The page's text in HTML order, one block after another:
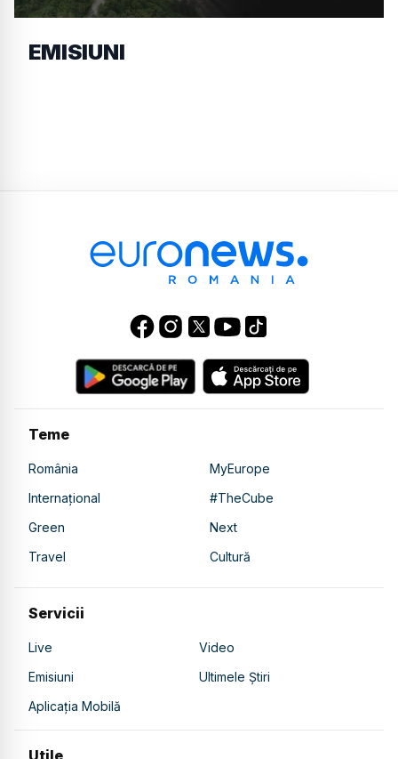
EMISIUNI
Teme
România
MyEurope
Internațional
#TheCube
Green
Next
Travel
Cultură
Servicii
Live
Video
Emisiuni
Ultimele Știri
Aplicația Mobilă
Utile